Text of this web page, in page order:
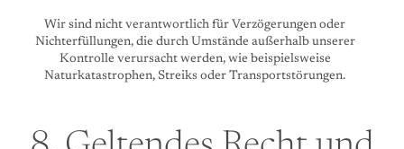
Wir sind nicht verantwortlich für Verzögerungen oder
Nichterfüllungen, die durch Umstände außerhalb unserer
Kontrolle verursacht werden, wie beispielsweise
Naturkatastrophen, Streiks oder Transportstörungen.